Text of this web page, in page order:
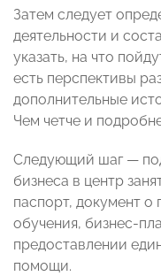
Затем следует
деятельности и
указать, на что
есть перспективы
дополнительные
Чем четче и
Следующий шаг —
бизнеса в центр
паспорт, документ
обучения, бизнес-
предоставлении
помощи.